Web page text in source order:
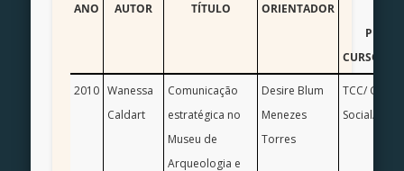
ANO AUTOR TÍTULO ORIENTADOR
CURSO/
2010 Wanessa
Caldart
Comunicação
estratégica no
Museu de
Arqueologia e
Desire Blum
Menezes
Torres
TCC/
Social/